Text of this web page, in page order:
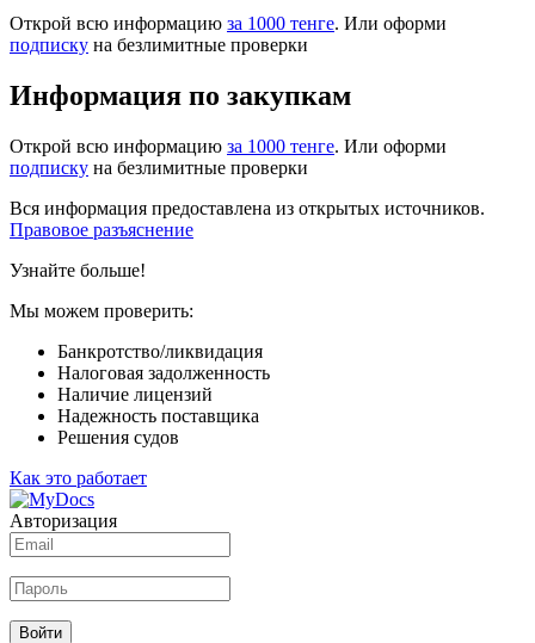
Открой всю информацию за 1000 тенге. Или оформи
подписку на безлимитные проверки
Информация по закупкам
Открой всю информацию за 1000 тенге. Или оформи
подписку на безлимитные проверки
Вся информация предоставлена из открытых источников.
Правовое разъяснение
Узнайте больше!
Мы можем проверить:
Банкротство/ликвидация
Налоговая задолженность
Наличие лицензий
Надежность поставщика
Решения судов
Как это работает
Авторизация
Войти